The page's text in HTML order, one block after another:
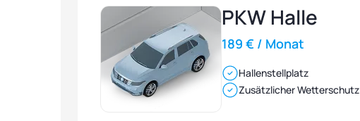
PKW Halle
189 € / Monat
Hallenstellplatz
Zusätzlicher Wetterschutz